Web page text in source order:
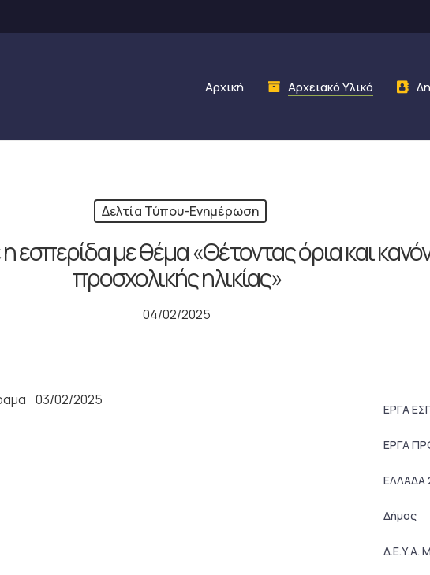
Αρχική Αρχειακό Υλικό
Δελτία Τύπου-Ενημέρωση
με θέμα «Θέτοντας όρια και
προσχολικής ηλικίας»
04/02/2025
02/2025
ΕΡΓΑ
ΕΡΓΑ
ΕΛΛΑΔΑ
Δήμος
Δ.Ε.Υ.Α.